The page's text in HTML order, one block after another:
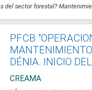
del sector forestal?
PFCB
DÉNIA. INICIO
CREAMA